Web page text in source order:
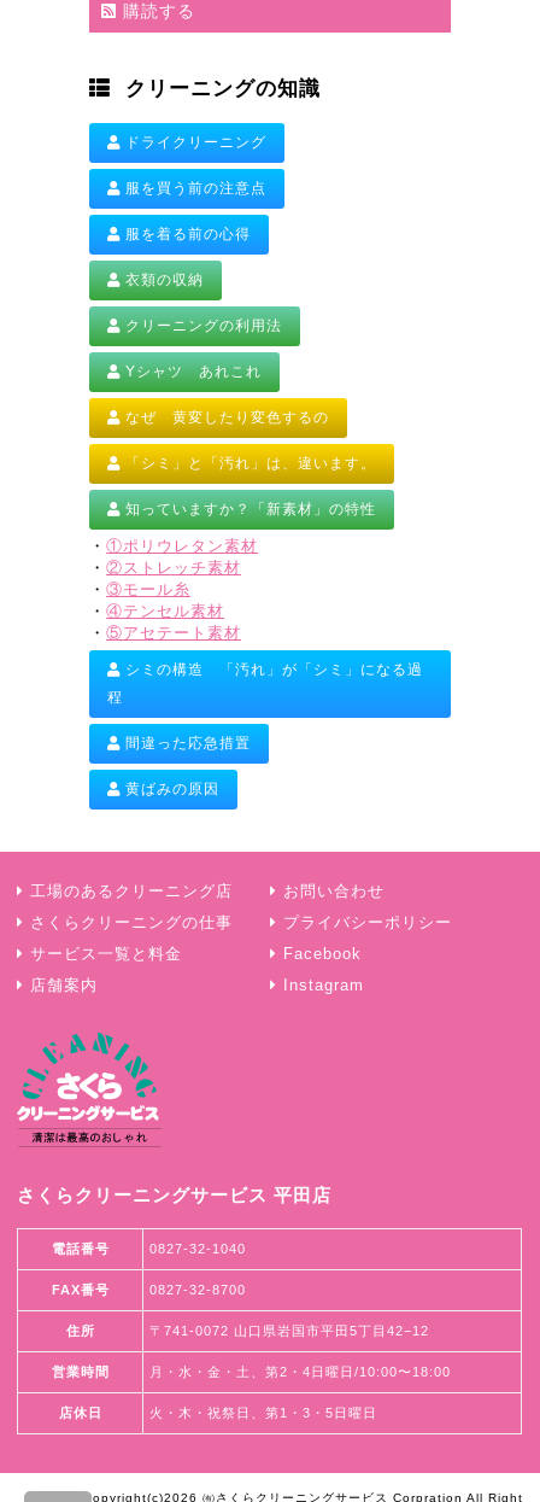
購読する
クリーニングの知識
ドライクリーニング
服を買う前の注意点
服を着る前の心得
衣類の収納
クリーニングの利用法
Yシャツ あれこれ
なぜ 黄変したり変色するの
「シミ」と「汚れ」は、違います。
知っていますか？「新素材」の特性
・ ①ポリウレタン素材
・ ②ストレッチ素材
・ ③モール糸
・ ④テンセル素材
・ ⑤アセテート素材
シミの構造 「汚れ」が「シミ」になる過
程
間違った応急措置
黄ばみの原因
工場のあるクリーニング店
さくらクリーニングの仕事
サービス一覧と料金
店舗案内
お問い合わせ
プライバシーポリシー
Facebook
Instagram
さくらクリーニングサービス 平田店
電話番号 0827-32-1040
FAX番号 0827-32-8700
住所 〒741-0072 山口県岩国市平田5丁目42−12
営業時間 月・水・金・土、第2・4日曜日/10:00〜18:00
店休日 火・木・祝祭日、第1・3・5日曜日
Copyright(c)2026 ㈲さくらクリーニングサービス Corpration All Right